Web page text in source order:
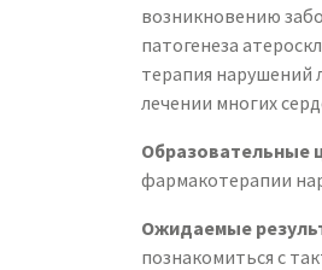
возникновению
патогенеза
терапия нарушений
лечении многих
Образовательные
фармакотерапии
Ожидаемые
познакомиться с